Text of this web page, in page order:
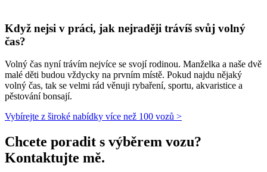
Když nejsi v práci, jak nejraději trávíš svůj volný
čas?
Volný čas nyní trávím nejvíce se svojí rodinou. Manželka a naše dvě
malé děti budou vždycky na prvním místě. Pokud najdu nějaký
volný čas, tak se velmi rád věnuji rybaření, sportu, akvaristice a
pěstování bonsají.
Vybírejte z široké nabídky více než 100 vozů >
Chcete poradit s výběrem vozu?
Kontaktujte mě.